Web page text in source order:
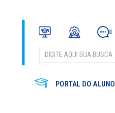
PORTAL DO ALUNO